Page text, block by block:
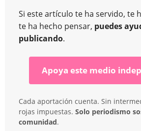
Si este artículo te ha servido, te
te ha hecho pensar, puedes
publicando.
Apoya este medio
Cada aportación cuenta. Sin
rojas impuestas. Solo periodismo
comunidad.